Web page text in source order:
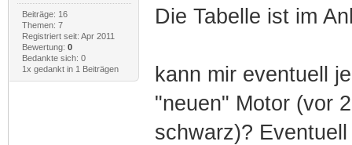
Beiträge: 16
Themen: 7
Registriert seit: Apr 2011
Bewertung: 0
Bedankte sich: 0
1x gedankt in 1 Beiträgen
Die Tabelle ist im
kann mir eventuell
"neuen" Motor (vor
schwarz)?